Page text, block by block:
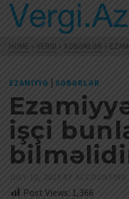
HOME » VERGI » XƏBƏRLƏR »
EZAMIYYƏ | XƏBƏRLƏR
işçi
JULY 10, 2023 BY ACCOUNTING
Post Views: 1,366